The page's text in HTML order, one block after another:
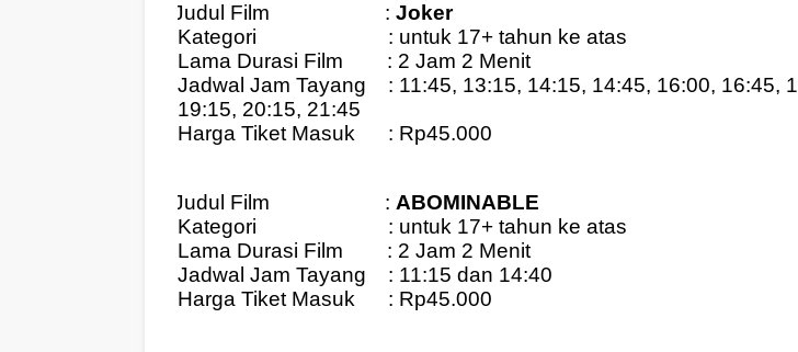
Judul Film : Joker
Kategori
: untuk 17+ tahun ke atas
Lama Durasi Film
: 2 Jam 2 Menit
Jadwal Jam Tayang
: 11:45, 13:15, 14:15, 14:45, 16:00, 16:45,
19:15, 20:15, 21:45
Harga Tiket Masuk
: Rp45.000
Judul Film : ABOMINABLE
Kategori
: untuk 17+ tahun ke atas
Lama Durasi Film
: 2 Jam 2 Menit
Jadwal Jam Tayang
: 11:15 dan 14:40
Harga Tiket Masuk
: Rp45.000